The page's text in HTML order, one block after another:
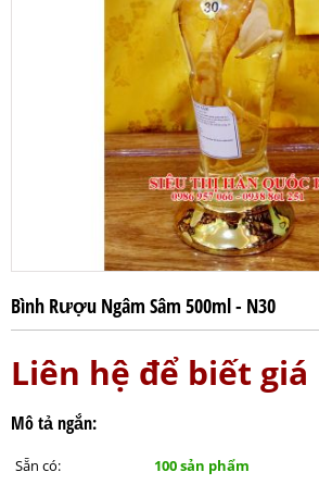
Bình Rượu Ngâm Sâm 500ml - N30
Liên hệ để biết giá
Mô tả ngắn:
Sẵn có: 100 sản phẩm